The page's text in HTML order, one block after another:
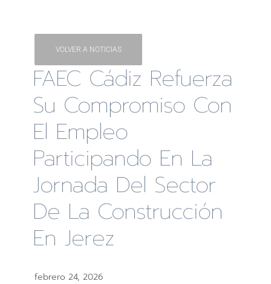
VOLVER A NOTICIAS
FAEC Cádiz Refuerza
Su Compromiso Con
El Empleo
Participando En La
Jornada Del Sector
De La Construcción
En Jerez
febrero 24, 2026